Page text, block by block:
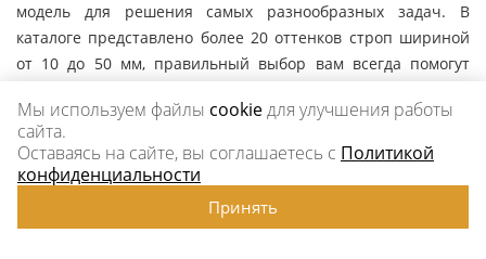
модель для решения самых разнообразных задач. В
каталоге представлено более 20 оттенков строп шириной
от 10 до 50 мм, правильный выбор вам всегда помогут
сферу использования товара.
Мы используем файлы cookieдля улучшения работы
сайта.
Оставаясь на сайте, вы соглашаетесь с Политикой
конфиденциальности
Принять